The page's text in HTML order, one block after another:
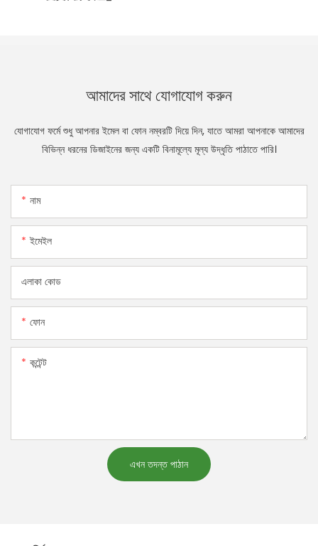
আমাদের সাথে যোগাযোগ করুন
যোগাযোগ ফর্মে শুধু আপনার ইমেল বা ফোন নম্বরটি দিয়ে দিন, যাতে আমরা আপনাকে আমাদের
বিভিন্ন ধরনের ডিজাইনের জন্য একটি বিনামূল্যে মূল্য উদ্ধৃতি পাঠাতে পারি।
নাম
ইমেইল
এলাকা কোড
ফোন
কন্টেন্ট
এখন তদন্ত পাঠান